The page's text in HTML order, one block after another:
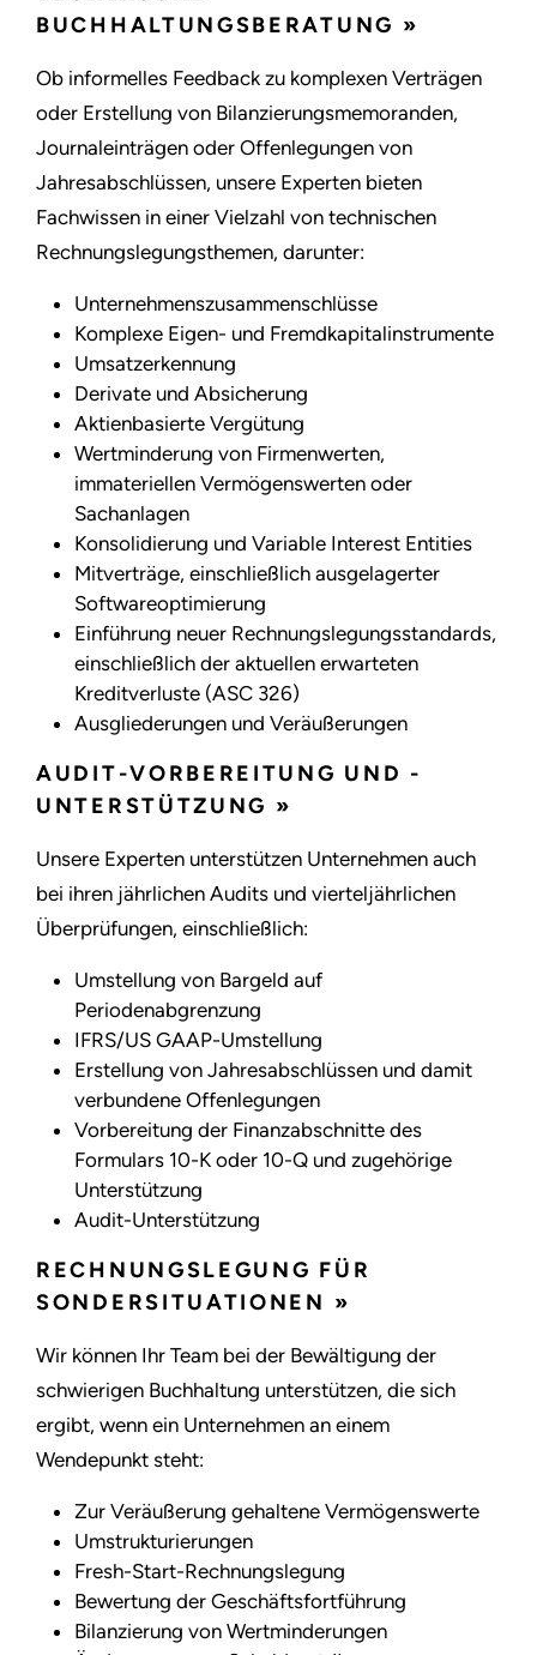
BUCHHALTUNGSBERATUNG »
Ob informelles Feedback zu komplexen Verträgen
oder Erstellung von Bilanzierungsmemoranden,
Journaleinträgen oder Offenlegungen von
Jahresabschlüssen, unsere Experten bieten
Fachwissen in einer Vielzahl von technischen
Rechnungslegungsthemen, darunter:
Unternehmenszusammenschlüsse
Komplexe Eigen- und Fremdkapitalinstrumente
Umsatzerkennung
Derivate und Absicherung
Aktienbasierte Vergütung
Wertminderung von Firmenwerten,
immateriellen Vermögenswerten oder
Sachanlagen
Konsolidierung und Variable Interest Entities
Mitverträge, einschließlich ausgelagerter
Softwareoptimierung
Einführung neuer Rechnungslegungsstandards,
einschließlich der aktuellen erwarteten
Kreditverluste (ASC 326)
Ausgliederungen und Veräußerungen
AUDIT-VORBEREITUNG UND -
UNTERSTÜTZUNG »
Unsere Experten unterstützen Unternehmen auch
bei ihren jährlichen Audits und vierteljährlichen
Überprüfungen, einschließlich:
Umstellung von Bargeld auf
Periodenabgrenzung
IFRS/US GAAP-Umstellung
Erstellung von Jahresabschlüssen und damit
verbundene Offenlegungen
Vorbereitung der Finanzabschnitte des
Formulars 10-K oder 10-Q und zugehörige
Unterstützung
Audit-Unterstützung
RECHNUNGSLEGUNG FÜR
SONDERSITUATIONEN »
Wir können Ihr Team bei der Bewältigung der
schwierigen Buchhaltung unterstützen, die sich
ergibt, wenn ein Unternehmen an einem
Wendepunkt steht:
Zur Veräußerung gehaltene Vermögenswerte
Umstrukturierungen
Fresh-Start-Rechnungslegung
Bewertung der Geschäftsfortführung
Bilanzierung von Wertminderungen